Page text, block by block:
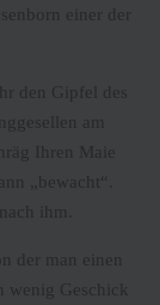
einer der
den Gipfel des
am
Ihren Maie
„bewacht“.
ihm.
der man einen
wenig Geschick